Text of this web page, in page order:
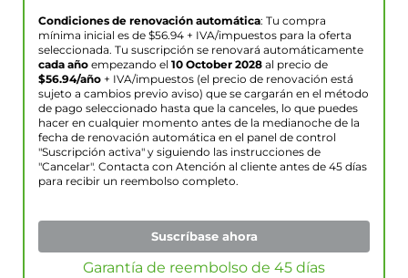
Condiciones de renovación automática: Tu compra
mínima inicial es de $56.94 + IVA/impuestos para la oferta
seleccionada. Tu suscripción se renovará automáticamente
cada año empezando el 10 October 2028 al precio de
$56.94/año + IVA/impuestos (el precio de renovación está
sujeto a cambios previo aviso) que se cargarán en el método
de pago seleccionado hasta que la canceles, lo que puedes
hacer en cualquier momento antes de la medianoche de la
fecha de renovación automática en el panel de control
"Suscripción activa" y siguiendo las instrucciones de
"Cancelar". Contacta con Atención al cliente antes de 45 días
para recibir un reembolso completo.
Suscríbase ahora
Garantía de reembolso de 45 días